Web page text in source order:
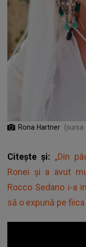
Rona Hartner
Citește și: „Din
Ronei și a avut
Rocco Sedano i-a
să o expună pe